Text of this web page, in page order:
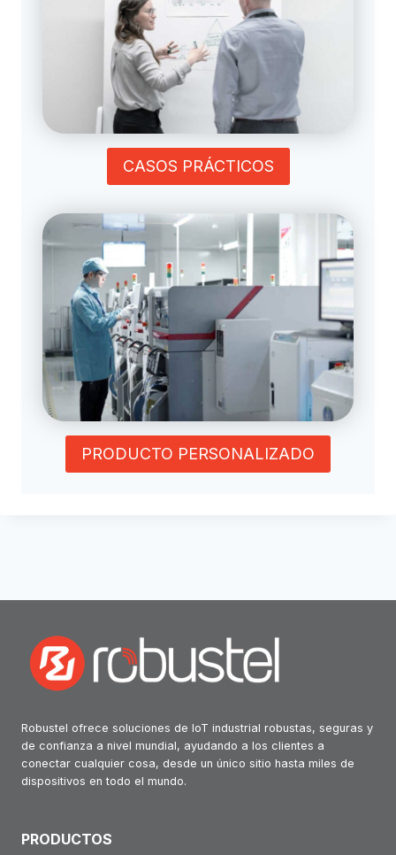
CASOS PRÁCTICOS
PRODUCTO PERSONALIZADO
Robustel ofrece soluciones de IoT industrial robustas, seguras y
de confianza a nivel mundial, ayudando a los clientes a
conectar cualquier cosa, desde un único sitio hasta miles de
dispositivos en todo el mundo.
PRODUCTOS